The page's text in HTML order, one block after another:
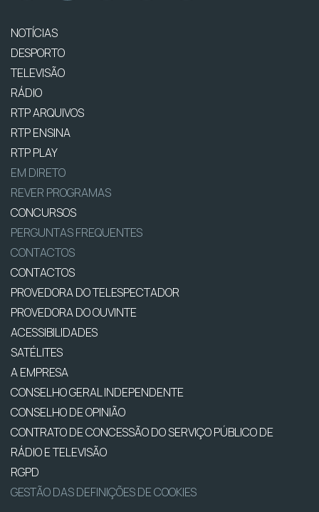
NOTÍCIAS
DESPORTO
TELEVISÃO
RÁDIO
RTP ARQUIVOS
RTP ENSINA
RTP PLAY
EM DIRETO
REVER PROGRAMAS
CONCURSOS
PERGUNTAS FREQUENTES
CONTACTOS
CONTACTOS
PROVEDORA DO TELESPECTADOR
PROVEDORA DO OUVINTE
ACESSIBILIDADES
SATÉLITES
A EMPRESA
CONSELHO GERAL INDEPENDENTE
CONSELHO DE OPINIÃO
CONTRATO DE CONCESSÃO DO SERVIÇO PÚBLICO DE
RÁDIO E TELEVISÃO
RGPD
GESTÃO DAS DEFINIÇÕES DE COOKIES